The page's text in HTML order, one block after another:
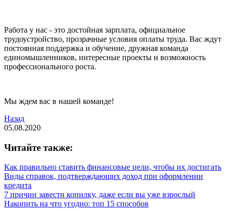
Работа у нас - это достойная зарплата, официальное
трудоустройство, прозрачные условия оплаты труда. Вас ждут
постоянная поддержка и обучение, дружная команда
единомышленников, интересные проекты и возможность
профессионального роста.
Мы ждем вас в нашей команде!
Назад
05.08.2020
Читайте также:
Как правильно ставить финансовые цели, чтобы их достигать
Виды справок, подтверждающих доход при оформлении
кредита
7 причин завести копилку, даже если вы уже взрослый
Накопить на что угодно: топ 15 способов